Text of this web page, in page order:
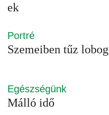
ek
Portré
Szemeiben tűz lobog
Egészségünk
Málló idő